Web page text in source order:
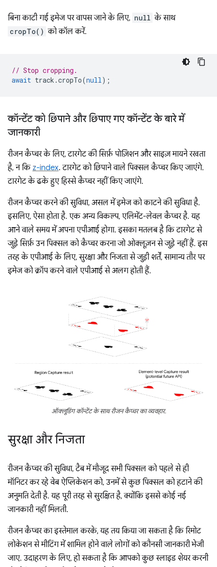
बिना काटी गई इमेज पर वापस जाने के लिए, null के साथ
cropTo() को कॉल करें.
// Stop cropping.
await track .cropTo(null );
कॉन्टेंट को छिपाने और छिपाए गए कॉन्टेंट के बारे में
जानकारी
रीजन कैप्चर के लिए, टारगेट की सिर्फ़ पोज़िशन और साइज़ मायने रखता
है, न कि z-index. टारगेट को छिपाने वाले पिक्सल कैप्चर किए जाएंगे.
टारगेट के ढके हुए हिस्से कैप्चर नहीं किए जाएंगे.
रीजन कैप्चर करने की सुविधा, असल में इमेज को काटने की सुविधा है.
इसलिए, ऐसा होता है. एक अन्य विकल्प, एलिमेंट-लेवल कैप्चर है. यह
आने वाले समय में अपना एपीआई होगा. इसका मतलब है कि टारगेट से
जुड़े सिर्फ़ उन पिक्सल को कैप्चर करना जो ओक्लूज़न से जुड़े नहीं हैं. इस
तरह के एपीआई के लिए, सुरक्षा और निजता से जुड़ी शर्तें, सामान्य तौर पर
इमेज को क्रॉप करने वाले एपीआई से अलग होती हैं.
ऑक्लूडिंग कॉन्टेंट के साथ रीजन कैप्चर का व्यवहार.
सुरक्षा और निजता
रीजन कैप्चर की सुविधा, टैब में मौजूद सभी पिक्सल को पहले से ही
मॉनिटर कर रहे वेब ऐप्लिकेशन को, उनमें से कुछ पिक्सल को हटाने की
अनुमति देती है. यह पूरी तरह से सुरक्षित है, क्योंकि इससे कोई नई
जानकारी नहीं मिलती.
रीजन कैप्चर का इस्तेमाल करके, यह तय किया जा सकता है कि रिमोट
लोकेशन से मीटिंग में शामिल होने वाले लोगों को कौनसी जानकारी भेजी
जाए. उदाहरण के लिए, हो सकता है कि आपको कुछ स्लाइड शेयर करनी